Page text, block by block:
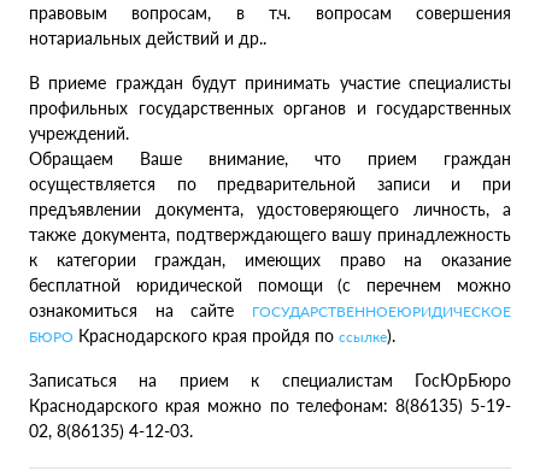
правовым вопросам, в т.ч. вопросам совершения
нотариальных действий и др..
В приеме граждан будут принимать участие специалисты
профильных государственных органов и государственных
учреждений.
Обращаем Ваше внимание, что прием граждан
осуществляется по предварительной записи и при
предъявлении документа, удостоверяющего личность, а
также документа, подтверждающего вашу принадлежность
к категории граждан, имеющих право на оказание
бесплатной юридической помощи (с перечнем можно
ознакомиться на сайте
ГОСУДАРСТВЕННОЕЮРИДИЧЕСКОЕ
БЮРО Краснодарского края пройдя по ссылке).
Записаться на прием к специалистам ГосЮрБюро
Краснодарского края можно по телефонам: 8(86135) 5-19-
02, 8(86135) 4-12-03.